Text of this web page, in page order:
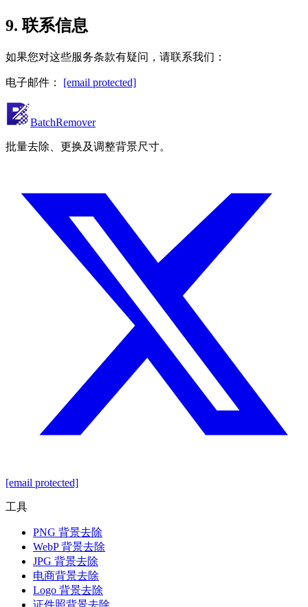
9. 联系信息
如果您对这些服务条款有疑问，请联系我们：
电子邮件： [email protected]
BatchRemover
批量去除、更换及调整背景尺寸。
[email protected]
工具
PNG 背景去除
WebP 背景去除
JPG 背景去除
电商背景去除
Logo 背景去除